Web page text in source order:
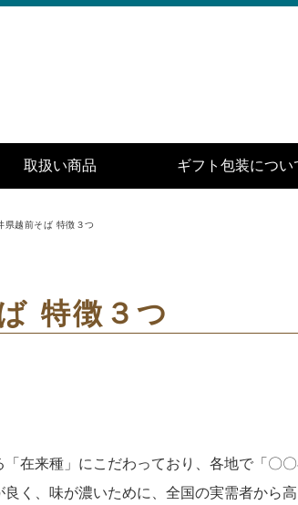
取扱い商品 ギフト包装につい
県越前そば 特徴３つ
特徴３つ
在来種」にこだわっており、各地で「〇
く、味が濃いために、全国の実需者から高